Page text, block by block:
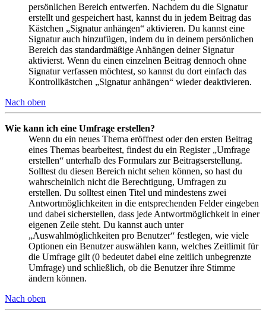
persönlichen Bereich entwerfen. Nachdem du die Signatur
erstellt und gespeichert hast, kannst du in jedem Beitrag das
Kästchen „Signatur anhängen“ aktivieren. Du kannst eine
Signatur auch hinzufügen, indem du in deinem persönlichen
Bereich das standardmäßige Anhängen deiner Signatur
aktivierst. Wenn du einen einzelnen Beitrag dennoch ohne
Signatur verfassen möchtest, so kannst du dort einfach das
Kontrollkästchen „Signatur anhängen“ wieder deaktivieren.
Nach oben
Wie kann ich eine Umfrage erstellen?
Wenn du ein neues Thema eröffnest oder den ersten Beitrag
eines Themas bearbeitest, findest du ein Register „Umfrage
erstellen“ unterhalb des Formulars zur Beitragserstellung.
Solltest du diesen Bereich nicht sehen können, so hast du
wahrscheinlich nicht die Berechtigung, Umfragen zu
erstellen. Du solltest einen Titel und mindestens zwei
Antwortmöglichkeiten in die entsprechenden Felder eingeben
und dabei sicherstellen, dass jede Antwortmöglichkeit in einer
eigenen Zeile steht. Du kannst auch unter
„Auswahlmöglichkeiten pro Benutzer“ festlegen, wie viele
Optionen ein Benutzer auswählen kann, welches Zeitlimit für
die Umfrage gilt (0 bedeutet dabei eine zeitlich unbegrenzte
Umfrage) und schließlich, ob die Benutzer ihre Stimme
ändern können.
Nach oben